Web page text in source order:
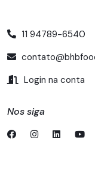
11 94789-6540
Login na conta
Nos siga